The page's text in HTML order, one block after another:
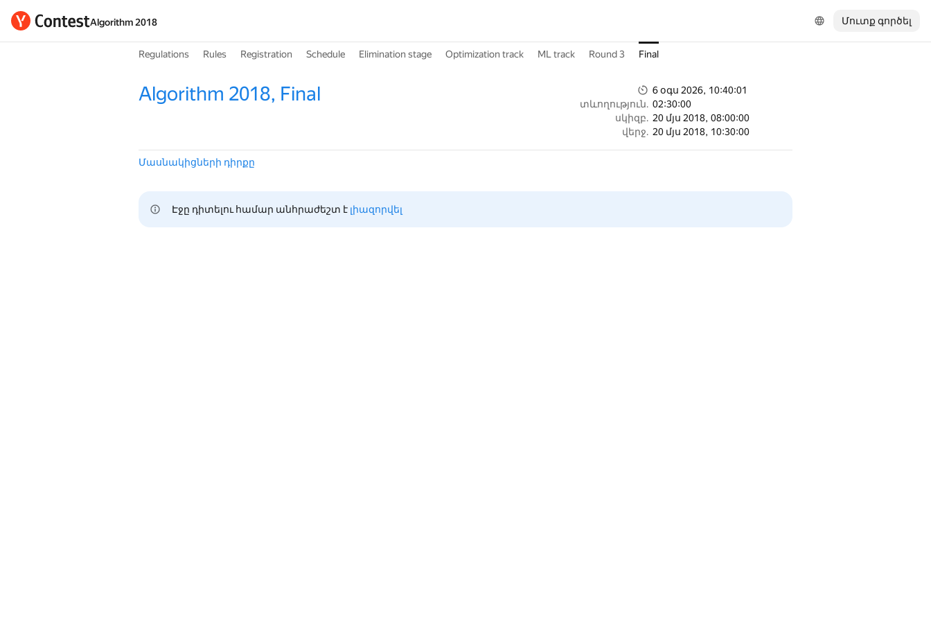
Algorithm 2018 Մուտք գործել
Regulations Rules Registration Schedule Elimination stage Optimization track ML track Round 3 Final
Algorithm 2018, Final
6 օգս 2026, 10:40:01
տևողություն. 02:30:00
սկիզբ. 20 մյս 2018, 08:00:00
վերջ. 20 մյս 2018, 10:30:00
Մասնակիցների դիրքը
Էջը դիտելու համար անհրաժեշտ է լիազորվել